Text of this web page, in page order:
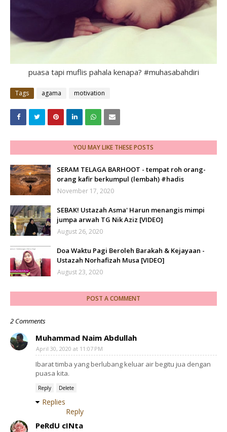
puasa tapi muflis pahala kenapa? #muhasabahdiri
Tags agama motivation
YOU MAY LIKE THESE POSTS
SERAM TELAGA BARHOOT - tempat roh orang-
orang kafir berkumpul (lembah) #hadis
November 17, 2020
SEBAK! Ustazah Asma' Harun menangis mimpi
jumpa arwah TG Nik Aziz [VIDEO]
August 26, 2020
Doa Waktu Pagi Beroleh Barakah & Kejayaan -
Ustazah Norhafizah Musa [VIDEO]
August 23, 2020
POST A COMMENT
2 Comments
Muhammad Naim Abdullah
April 30, 2020 at 11:07 PM
Ibarat timba yang berlubang keluar air begitu jua dengan
puasa kita.
Reply Delete
Replies
Reply
PeRdU cINta